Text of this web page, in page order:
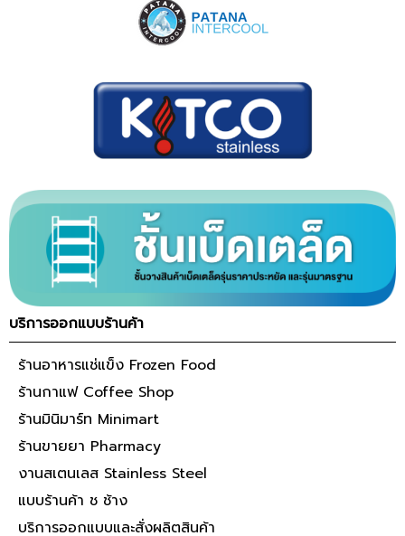
บริการออกแบบร้านค้า
ร้านอาหารแช่แข็ง Frozen Food
ร้านกาแฟ Coffee Shop
ร้านมินิมาร์ท Minimart
ร้านขายยา Pharmacy
งานสเตนเลส Stainless Steel
แบบร้านค้า ช ช้าง
บริการออกแบบและสั่งผลิตสินค้า